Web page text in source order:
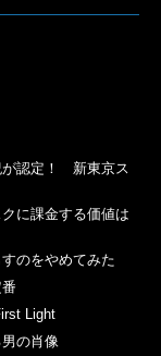
が認定！ 新東京ス
に課金する価値は
のをやめてみた
Light
の肖像